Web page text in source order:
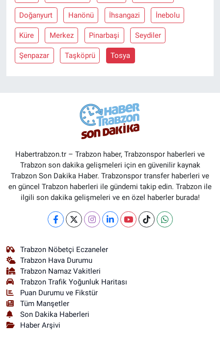
Doğanyurt Hanönü İhsangazi İnebolu
Küre Merkez Pinarbaşi Seydiler
Şenpazar Taşköprü Tosya
Habertrabzon.tr – Trabzon haber, Trabzonspor haberleri ve
Trabzon son dakika gelişmeleri için en güvenilir kaynak
Trabzon Son Dakika Haber. Trabzonspor transfer haberleri ve
en güncel Trabzon haberleri ile gündemi takip edin. Trabzon ile
ilgili son dakika gelişmeleri ve en özel haberler burada!
Trabzon Nöbetçi Eczaneler
Trabzon Hava Durumu
Trabzon Namaz Vakitleri
Trabzon Trafik Yoğunluk Haritası
Puan Durumu ve Fikstür
Tüm Manşetler
Son Dakika Haberleri
Haber Arşivi